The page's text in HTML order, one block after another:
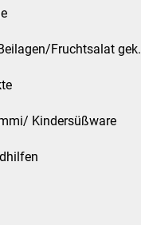
Fruchtsalat gek.
Kindersüßware